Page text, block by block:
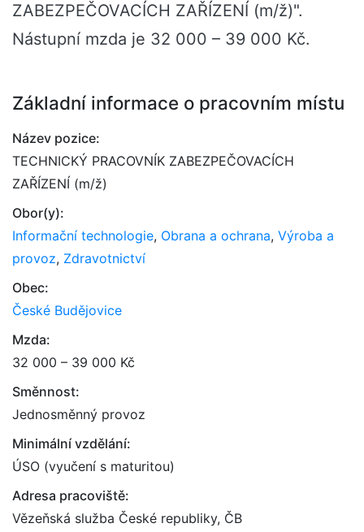
ZABEZPEČOVACÍCH ZAŘÍZENÍ (m/ž)".
Nástupní mzda je 32 000 – 39 000 Kč.
Základní informace o pracovním místu
Název pozice:
TECHNICKÝ PRACOVNÍK ZABEZPEČOVACÍCH
ZAŘÍZENÍ (m/ž)
Obor(y):
Informační technologie, Obrana a ochrana, Výroba a
provoz, Zdravotnictví
Obec:
České Budějovice
Mzda:
32 000 – 39 000 Kč
Směnnost:
Jednosměnný provoz
Minimální vzdělání:
ÚSO (vyučení s maturitou)
Adresa pracoviště:
Vězeňská služba České republiky, ČB